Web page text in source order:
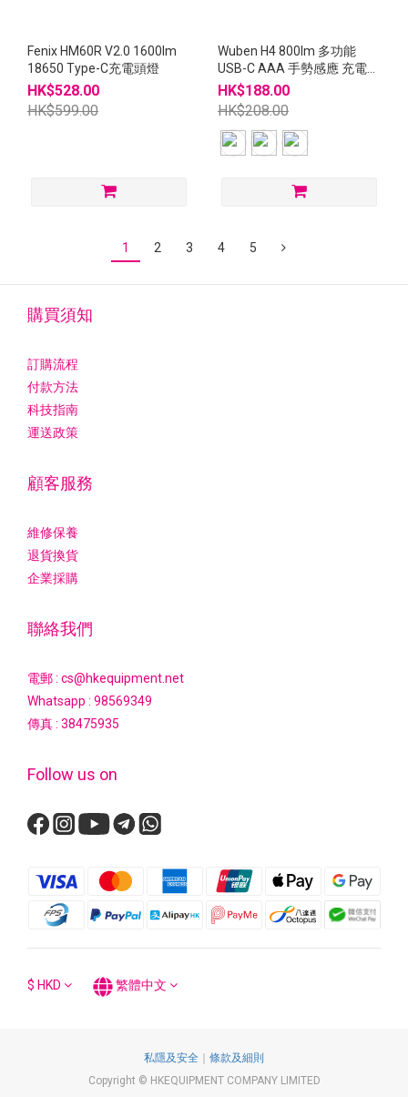
Fenix HM60R V2.0 1600lm
18650 Type-C充電頭燈
HK$528.00
HK$599.00
Wuben H4 800lm 多功能
USB-C AAA 手勢感應 充電頭
燈
HK$188.00
HK$208.00
1 2 3 4 5
購買須知
訂購流程
付款方法
科技指南
運送政策
顧客服務
維修保養
退貨換貨
企業採購
聯絡我們
電郵 : cs@hkequipment.net
Whatsapp : 98569349
傳真 : 38475935
Follow us on
$ HKD 繁體中文
私隱及安全 ｜ 條款及細則
Copyright © HKEQUIPMENT COMPANY LIMITED